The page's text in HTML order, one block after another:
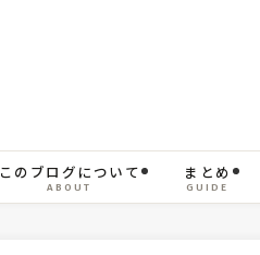
このブログについて
ABOUT
まとめ
GUIDE